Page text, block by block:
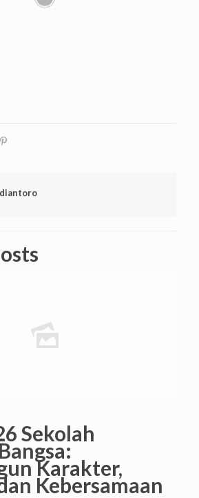
diantoro
Sekolah
Karakter,
Kebersamaan